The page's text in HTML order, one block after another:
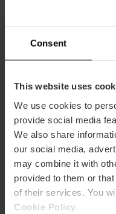
Consent
This website uses
We use cookies to
provide social media
We also share
our social media,
may combine it with
provided to them or
of their services. You
Cookie Policy